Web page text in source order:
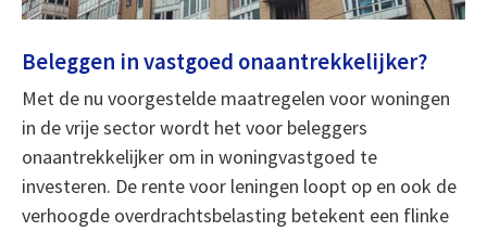
Beleggen in vastgoed onaantrekkelijker?
Met de nu voorgestelde maatregelen voor woningen
in de vrije sector wordt het voor beleggers
onaantrekkelijker om in woningvastgoed te
investeren. De rente voor leningen loopt op en ook de
verhoogde overdrachtsbelasting betekent een flinke